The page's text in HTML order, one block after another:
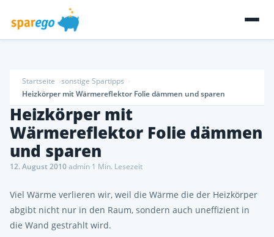
Startseite
sonstige Spartipps
Heizkörper mit Wärmereflektor Folie dämmen und sparen
Heizkörper mit
Wärmereflektor Folie dämmen
und sparen
12. August 2010·admin·1 Min. Lesezeit
Viel Wärme verlieren wir, weil die Wärme die der Heizkörper
abgibt nicht nur in den Raum, sondern auch uneffizient in
die Wand gestrahlt wird.